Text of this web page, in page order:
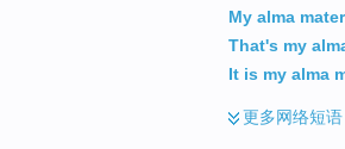
My alma
That's my
It is my alma
更多网络短语